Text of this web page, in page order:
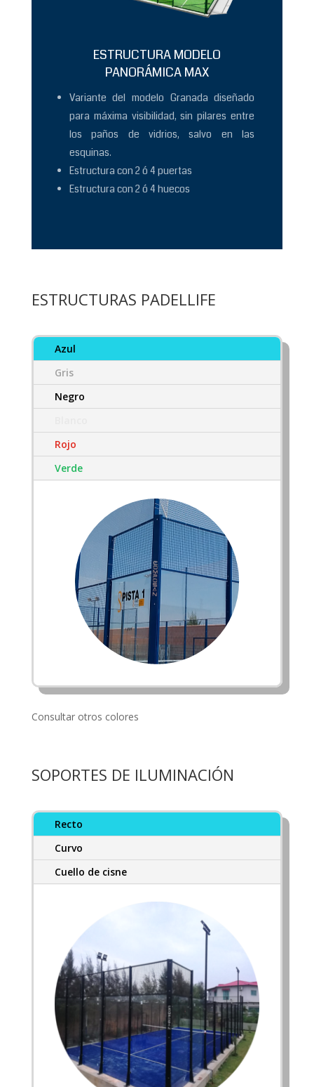
ESTRUCTURA MODELO
PANORÁMICA MAX
Variante del modelo Granada diseñado
para máxima visibilidad, sin pilares entre
los paños de vidrios, salvo en las
esquinas.
Estructura con 2 ó 4 puertas
Estructura con 2 ó 4 huecos
ESTRUCTURAS PADELLIFE
Azul
Gris
Negro
Rojo
Verde
Consultar otros colores
SOPORTES DE ILUMINACIÓN
Recto
Curvo
Cuello de cisne